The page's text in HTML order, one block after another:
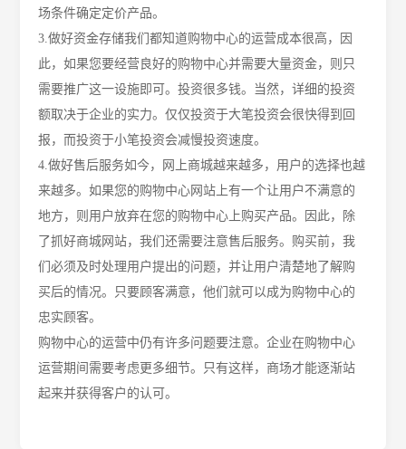
场条件确定定价产品。
3.做好资金存储我们都知道购物中心的运营成本很高，因
此，如果您要经营良好的购物中心并需要大量资金，则只
需要推广这一设施即可。投资很多钱。当然，详细的投资
额取决于企业的实力。仅仅投资于大笔投资会很快得到回
报，而投资于小笔投资会减慢投资速度。
4.做好售后服务如今，网上商城越来越多，用户的选择也越
来越多。如果您的购物中心网站上有一个让用户不满意的
地方，则用户放弃在您的购物中心上购买产品。因此，除
了抓好商城网站，我们还需要注意售后服务。购买前，我
们必须及时处理用户提出的问题，并让用户清楚地了解购
买后的情况。只要顾客满意，他们就可以成为购物中心的
忠实顾客。
购物中心的运营中仍有许多问题要注意。企业在购物中心
运营期间需要考虑更多细节。只有这样，商场才能逐渐站
起来并获得客户的认可。